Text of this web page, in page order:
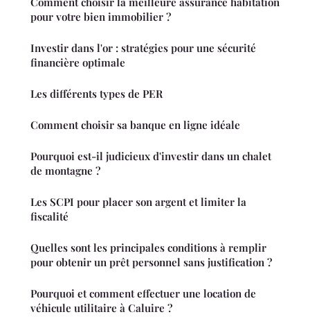
pour votre bien immobilier ?
Investir dans l'or : stratégies pour une sécurité
financière optimale
Les différents types de PER
Comment choisir sa banque en ligne idéale
Pourquoi est-il judicieux d'investir dans un chalet
de montagne ?
Les SCPI pour placer son argent et limiter la
fiscalité
Quelles sont les principales conditions à remplir
pour obtenir un prêt personnel sans justification ?
Pourquoi et comment effectuer une location de
véhicule utilitaire à Caluire ?